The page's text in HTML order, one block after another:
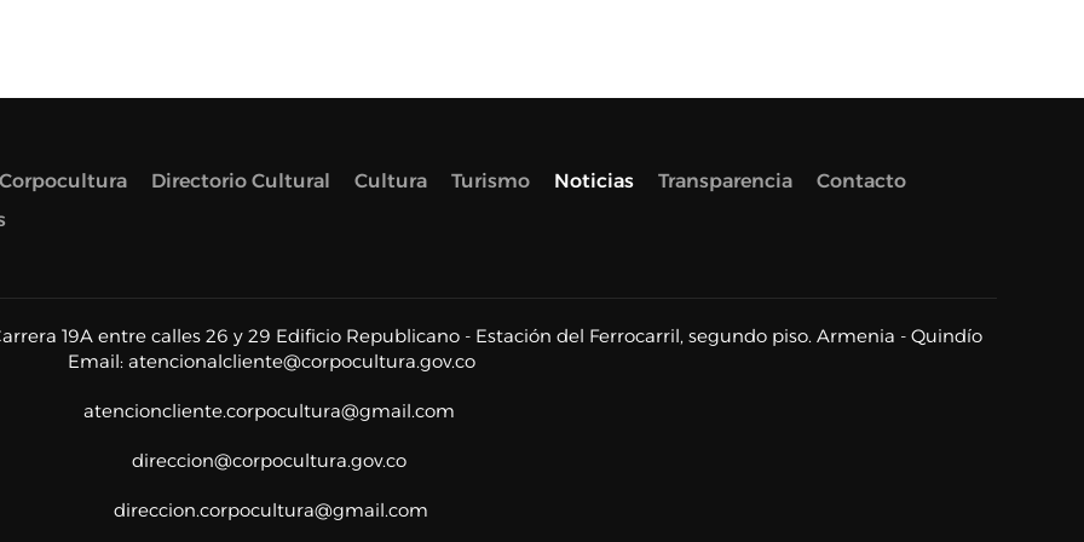
Corpocultura Directorio Cultural Cultura Turismo Noticias Transparencia
Contacto
19A entre calles 26 y 29 Edificio Republicano - Estación del Ferrocarril, segundo piso. Armenia - Quindío
Email: atencionalcliente@corpocultura.gov.co
atencioncliente.corpocultura@gmail.com
direccion@corpocultura.gov.co
direccion.corpocultura@gmail.com